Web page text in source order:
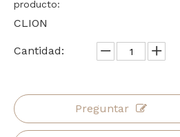
producto:
CLION
Cantidad:
Preguntar